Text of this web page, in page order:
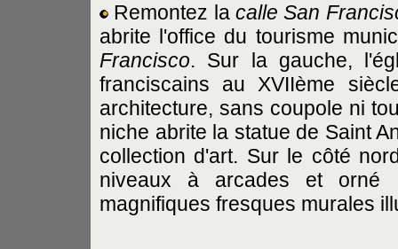
Remontez lacalle San
abrite l'office du tourisme
Francisco. Sur la gauche,
franciscains au XVIIème
architecture, sans coupole ni
niche abrite la statue de Saint
collection d'art. Sur le côté
niveaux à arcades et orné
magnifiques fresques murales